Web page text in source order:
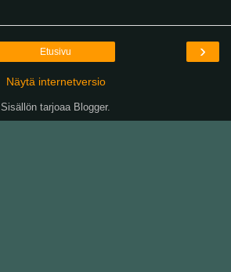
›
Etusivu
Näytä internetversio
Sisällön tarjoaa Blogger.